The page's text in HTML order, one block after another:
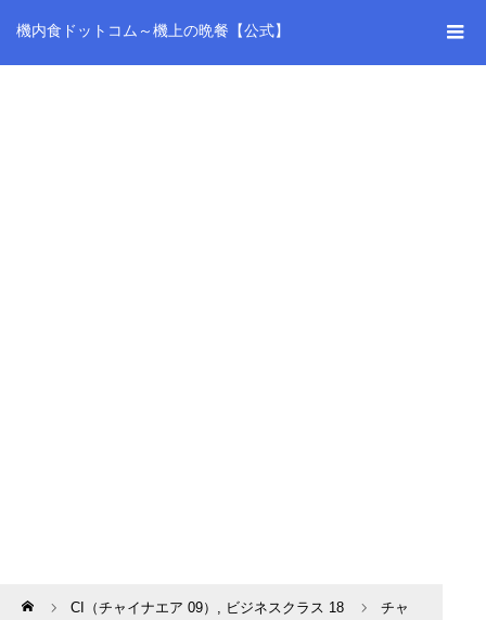
機内食ドットコム～機上の晩餐【公式】
Home CI（チャイナエア 09） , ビジネスクラス 18
チャ